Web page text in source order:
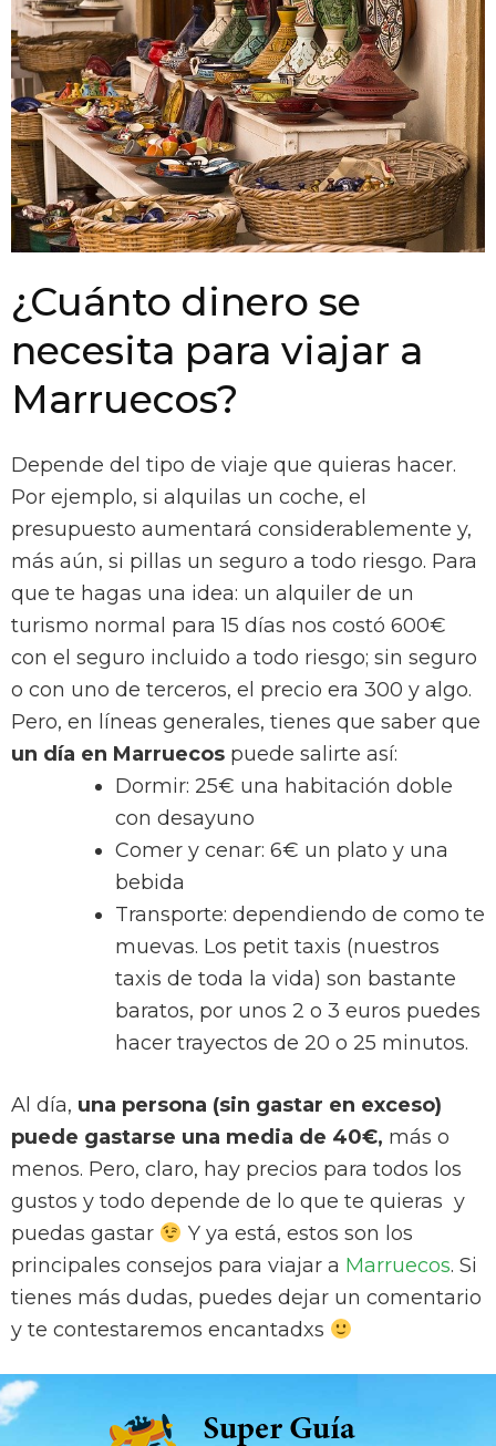
¿Cuánto dinero se
necesita para viajar a
Marruecos?
Depende del tipo de viaje que quieras hacer.
Por ejemplo, si alquilas un coche, el
presupuesto aumentará considerablemente y,
más aún, si pillas un seguro a todo riesgo. Para
que te hagas una idea: un alquiler de un
turismo normal para 15 días nos costó 600€
con el seguro incluido a todo riesgo; sin seguro
o con uno de terceros, el precio era 300 y algo.
Pero, en líneas generales, tienes que saber que
un día en Marruecos puede salirte así:
Dormir: 25€ una habitación doble
con desayuno
Comer y cenar: 6€ un plato y una
bebida
Transporte: dependiendo de como te
muevas. Los petit taxis (nuestros
taxis de toda la vida) son bastante
baratos, por unos 2 o 3 euros puedes
hacer trayectos de 20 o 25 minutos.
Al día, una persona (sin gastar en exceso)
puede gastarse una media de 40€, más o
menos. Pero, claro, hay precios para todos los
gustos y todo depende de lo que te quieras y
puedas gastar
Y ya está, estos son los
principales consejos para viajar a Marruecos. Si
tienes más dudas, puedes dejar un comentario
y te contestaremos encantadxs